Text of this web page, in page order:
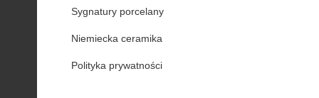
Sygnatury porcelany
Niemiecka ceramika
Polityka prywatności